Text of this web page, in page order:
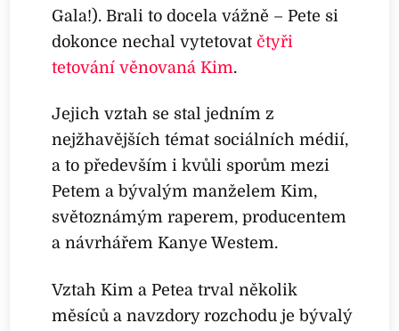
Gala!). Brali to docela vážně – Pete si
dokonce nechal vytetovatčtyři
tetování věnovaná Kim.
Jejich vztah se stal jedním z
nejžhavějších témat sociálních médií,
a to především i kvůli sporům mezi
Petem a bývalým manželem Kim,
světoznámým raperem, producentem
a návrhářem Kanye Westem.
Vztah Kim a Petea trval několik
měsíců a navzdory rozchodu je bývalý